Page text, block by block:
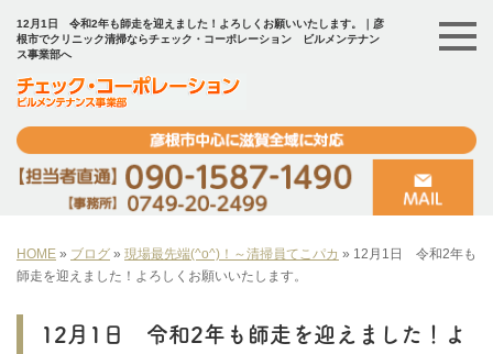
12月1日 令和2年も師走を迎えました！よろしくお願いいたします。｜彦
根市でクリニック清掃ならチェック・コーポレーション ビルメンテナン
ス事業部へ
HOME » ブログ » 現場最先端(^o^)！～清掃員てこパカ » 12月1日 令和2年も
師走を迎えました！よろしくお願いいたします。
12月1日 令和2年も師走を迎えました！よ